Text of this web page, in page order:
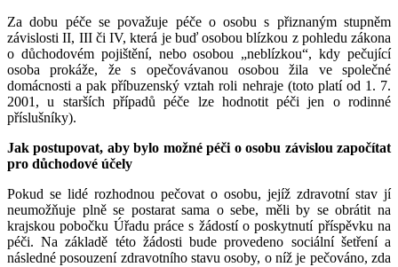
Za dobu péče se považuje péče o osobu s přiznaným stupněm
závislosti II, III či IV, která je buď osobou blízkou z pohledu zákona
o důchodovém pojištění, nebo osobou „neblízkou“, kdy pečující
osoba prokáže, že s opečovávanou osobou žila ve společné
domácnosti a pak příbuzenský vztah roli nehraje (toto platí od 1. 7.
2001, u starších případů péče lze hodnotit péči jen o rodinné
příslušníky).
Jak postupovat, aby bylo možné péči o osobu závislou započítat
pro důchodové účely
Pokud se lidé rozhodnou pečovat o osobu, jejíž zdravotní stav jí
neumožňuje plně se postarat sama o sebe, měli by se obrátit na
krajskou pobočku Úřadu práce s žádostí o poskytnutí příspěvku na
péči. Na základě této žádosti bude provedeno sociální šetření a
následné posouzení zdravotního stavu osoby, o níž je pečováno, zda